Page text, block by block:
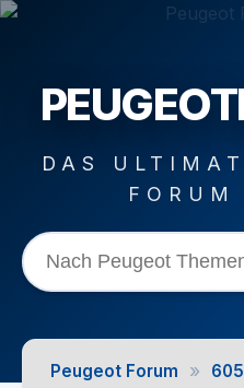
DAS
FORUM
Peugeot Forum » 605